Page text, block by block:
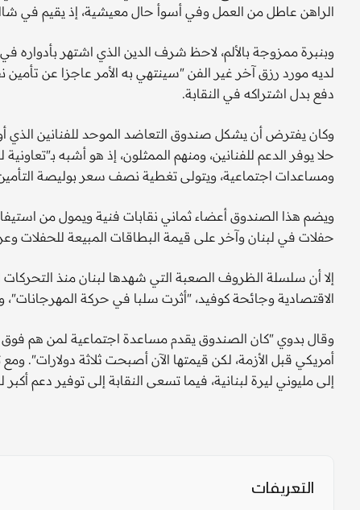
الراهن عاطل من العمل وفي أسوأ حال معيشية، إذ يقيم في
وبنبرة ممزوجة بالألم، لاحظ شرف الدين الذي اشتهر بأدواره
لديه مورد رزق آخر غير الفن "سينتهي به الأمر عاجزا عن
دفع بدل اشتراكه في النقابة.
حلا يوفر الدعم للفنانين، ومنهم الممثلون، إذ هو أشبه
ومساعدات اجتماعية، ويتولى تغطية نصف سعر بوليصة التأمين
ويضم هذا الصندوق أعضاء ثماني نقابات فنية ويمول من
حفلات في لبنان وآخر على قيمة البطاقات المبيعة للحفلات
الاقتصادية وجائحة كوفيد، "أثرت سلبا في حركة
أمريكي قبل الأزمة، لكن قيمتها الآن أصبحت ثلاثة دولارات".
إلى مليوني ليرة لبنانية، فيما تسعى النقابة إلى توفير دعم
التعريفات